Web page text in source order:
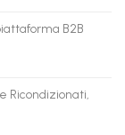
B2B
Ricondizionati,